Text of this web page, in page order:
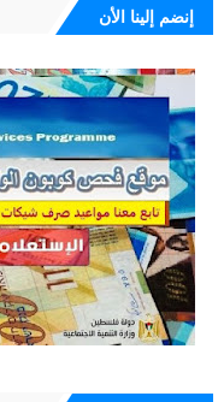
إنضم إلينا الأن